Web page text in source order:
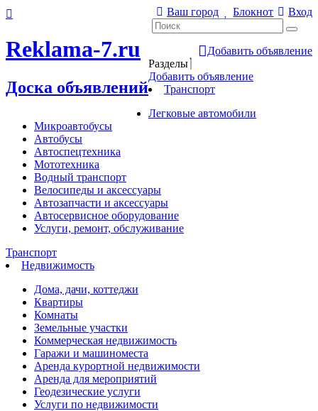
Reklama-7.ru
Доска объявлений
Ваш город Блокнот Вход
Добавить объявление
Разделы
Добавить объявление
Транспорт
Легковые автомобили
Микроавтобусы
Автобусы
Автоспецтехника
Мототехника
Водный транспорт
Велосипеды и аксессуары
Автозапчасти и аксессуары
Автосервисное оборудование
Услуги, ремонт, обслуживание
Транспорт
Недвижимость
Дома, дачи, коттеджи
Квартиры
Комнаты
Земельные участки
Коммерческая недвижимость
Гаражи и машиноместа
Аренда курортной недвижимости
Аренда для мероприятий
Геодезические услуги
Услуги по недвижимости